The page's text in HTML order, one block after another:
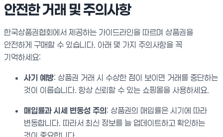
안전한 거래 및 주의사항
한국상품권협회에서 제공하는 가이드라인을 따르며 상품권을
안전하게 구매할 수 있습니다. 아래 몇 가지 주의사항을 꼭
기억하세요:
사기 예방: 상품권 거래 시 수상한 점이 보이면 거래를 중단하는
것이 이롭습니다. 항상 신뢰할 수 있는 쇼핑몰을 사용하세요.
매입률과 시세 변동성 주의: 상품권의 매입률은 시기에 따라
변동합니다. 따라서 최신 정보를 늘 업데이트하고 확인하는